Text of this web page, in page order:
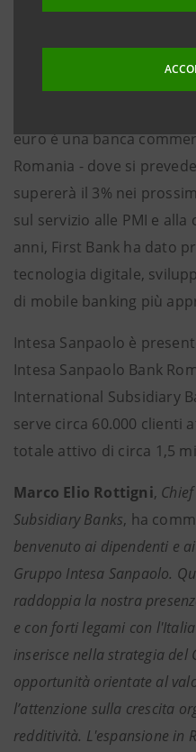
chiudersi entro il primo
dell'approvazione delle
euro è una banca
Romania - dove si
supererà il 3% nei
sul servizio alle PMI e
anni, First Bank ha dato
tecnologia digitale,
di mobile banking più
Intesa Sanpaolo è
Intesa Sanpaolo Bank
International Subsidiary
serve circa 60.000 clienti
totale attivo di circa 1,5
Marco Elio Rottigni,
Subsidiary Banks, ha
benvenuto ai dipendenti e
Gruppo Intesa Sanpaolo.
raddoppia la nostra
e con forti legami con
inserisce nella strategia del
opportunità orientate al
l’attenzione sulla crescita
redditività. L'espansione in